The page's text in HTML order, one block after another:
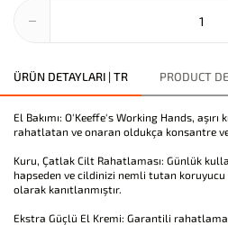
ÜRÜN DETAYLARI | TR PRODUCT
El Bakımı: O'Keeffe's Working Hands,
rahatlatan ve onaran oldukça konsantre
Kuru, Çatlak Cilt Rahatlaması: Günlük
hapseden ve cildinizi nemli tutan
olarak kanıtlanmıştır.
Ekstra Güçlü El Kremi: Garantili rahatlama